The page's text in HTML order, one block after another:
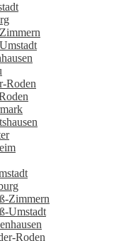
Roden
Zimmern
Umstadt
Roden